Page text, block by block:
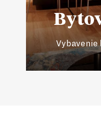
Vybavenie